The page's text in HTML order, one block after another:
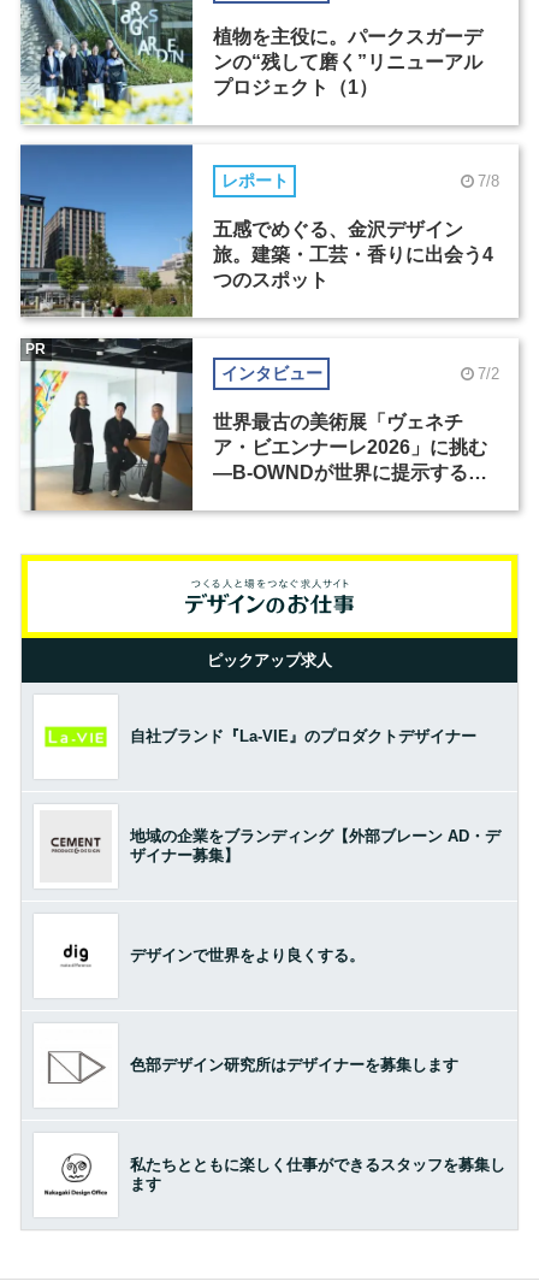
植物を主役に。パークスガーデ
ンの“残して磨く”リニューアル
プロジェクト（1）
レポート 7/8
五感でめぐる、金沢デザイン
旅。建築・工芸・香りに出会う4
つのスポット
インタビュー 7/2
世界最古の美術展「ヴェネチ
ア・ビエンナーレ2026」に挑む
―B-OWNDが世界に提示する美
PR
ピックアップ求人
自社ブランド『La-VIE』のプロダクトデザイナー
地域の企業をブランディング【外部ブレーン AD・デ
ザイナー募集】
デザインで世界をより良くする。
色部デザイン研究所はデザイナーを募集します
私たちとともに楽しく仕事ができるスタッフを募集し
ます